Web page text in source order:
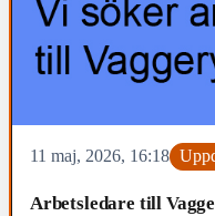
11 maj, 2026, 16:18
Arbetsledare till